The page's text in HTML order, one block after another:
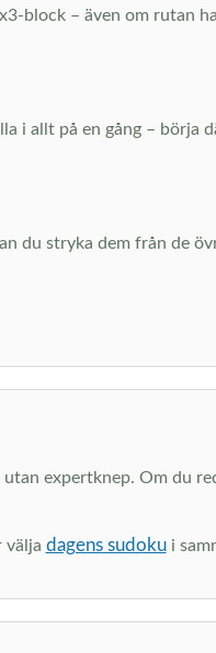
block – även om rutan
i allt på en gång – börja
du stryka dem från de
expertknep. Om du
välja dagens sudokui